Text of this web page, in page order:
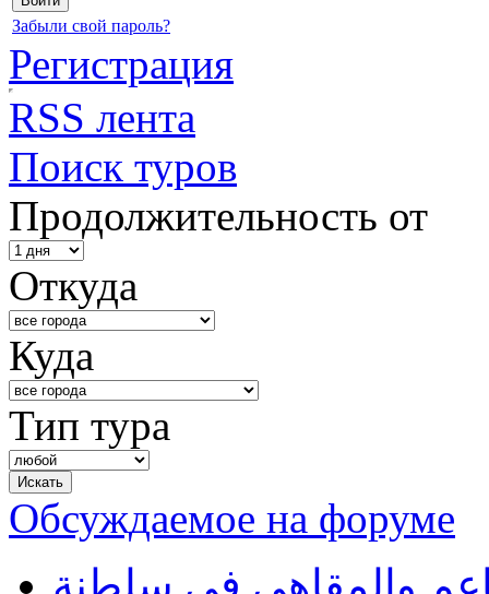
Забыли свой пароль?
Регистрация
RSS лента
Поиск туров
Продолжительность от
Откуда
Куда
Тип тура
Обсуждаемое на форуме
والمقاهي في سلطنة